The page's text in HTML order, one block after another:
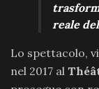
reale
Lo spettacolo,
nel 2017 al